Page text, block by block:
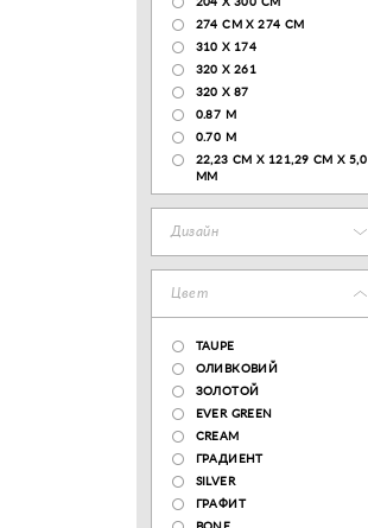
204 Х 300 СМ
274 СМ Х 274 СМ
310 X 174
320 X 261
320 X 87
0.87 M
0.70 M
22,23 CM X 121,29 CM X 5,0
MM
Дизайн
Цвет
TAUPE
ОЛИВКОВИЙ
ЗОЛОТОЙ
EVER GREEN
CREAM
ГРАДИЕНТ
SILVER
ГРАФИТ